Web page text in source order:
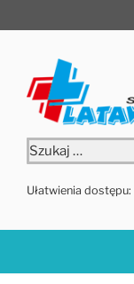
do
Szukaj:
Ułatwienia dostępu: